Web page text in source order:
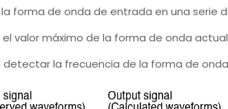
forma de onda de entrada en una serie
valor máximo de la forma de onda
la frecuencia de la forma de